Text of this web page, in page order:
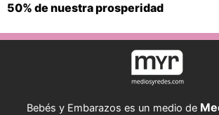
50% de nuestra prosperidad
Bebés y Embarazos es un medio de